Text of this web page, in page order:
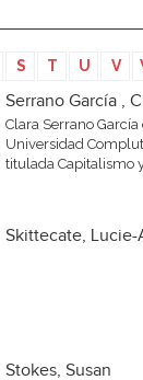
S T U V
Serrano García ,
Clara Serrano
Universidad
titulada Capitalismo
Skittecate, Lucie-
Stokes, Susan